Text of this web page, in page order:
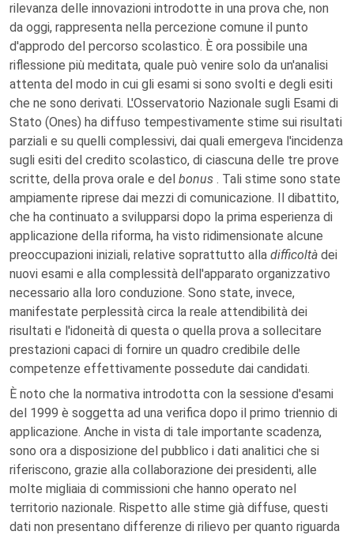
rilevanza delle innovazioni introdotte in una prova che, non
da oggi, rappresenta nella percezione comune il punto
d'approdo del percorso scolastico. È ora possibile una
riflessione più meditata, quale può venire solo da un'analisi
attenta del modo in cui gli esami si sono svolti e degli esiti
che ne sono derivati. L'Osservatorio Nazionale sugli Esami di
Stato (Ones) ha diffuso tempestivamente stime sui risultati
parziali e su quelli complessivi, dai quali emergeva l'incidenza
sugli esiti del credito scolastico, di ciascuna delle tre prove
scritte, della prova orale e del bonus . Tali stime sono state
ampiamente riprese dai mezzi di comunicazione. Il dibattito,
che ha continuato a svilupparsi dopo la prima esperienza di
applicazione della riforma, ha visto ridimensionate alcune
preoccupazioni iniziali, relative soprattutto alla difficoltà dei
nuovi esami e alla complessità dell'apparato organizzativo
necessario alla loro conduzione. Sono state, invece,
manifestate perplessità circa la reale attendibilità dei
risultati e l'idoneità di questa o quella prova a sollecitare
prestazioni capaci di fornire un quadro credibile delle
competenze effettivamente possedute dai candidati.
È noto che la normativa introdotta con la sessione d'esami
del 1999 è soggetta ad una verifica dopo il primo triennio di
applicazione. Anche in vista di tale importante scadenza,
sono ora a disposizione del pubblico i dati analitici che si
riferiscono, grazie alla collaborazione dei presidenti, alle
molte migliaia di commissioni che hanno operato nel
territorio nazionale. Rispetto alle stime già diffuse, questi
dati non presentano differenze di rilievo per quanto riguarda